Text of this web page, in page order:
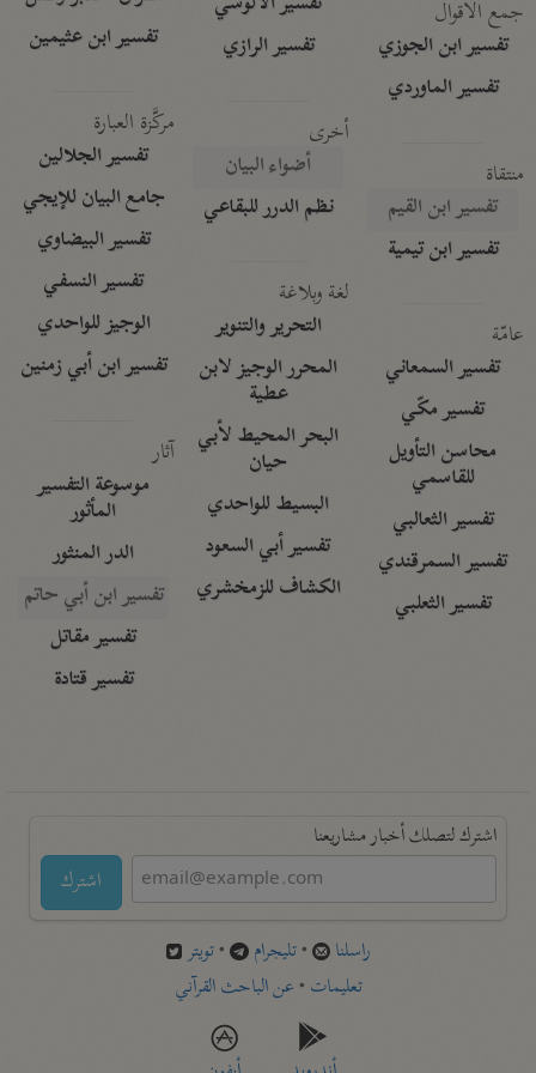
جمع الأقوال
تفسير ابن الجوزي
تفسير الماوردي
منتقاة
تفسير ابن القيم
تفسير ابن تيمية
عامّة
تفسير السمعاني
تفسير مكّي
محاسن التأويل
للقاسمي
تفسير الثعالبي
تفسير السمرقندي
تفسير الثعلبي
تفسير الرازي
أخرى
أضواء البيان
نظم الدرر للبقاعي
لغة وبلاغة
التحرير والتنوير
المحرر الوجيز لابن
عطية
البحر المحيط لأبي
حيان
البسيط للواحدي
تفسير أبي السعود
الكشاف للزمخشري
تفسير ابن عثيمين
مركَّزة العبارة
تفسير الجلالين
جامع البيان للإيجي
تفسير البيضاوي
تفسير النسفي
الوجيز للواحدي
تفسير ابن أبي زمنين
آثار
موسوعة التفسير
المأثور
الدر المنثور
تفسير ابن أبي حاتم
تفسير مقاتل
تفسير قتادة
اشترك لتصلك أخبار مشاريعنا
اشترك
راسلنا •تليجرام •تويتر
تعليمات •عن الباحث القرآني